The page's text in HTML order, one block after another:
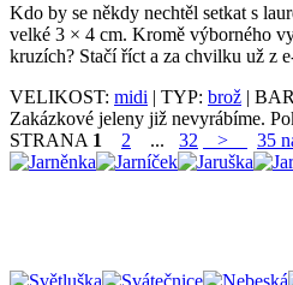
Kdo by se někdy nechtěl setkat s
velké 3 × 4 cm. Kromě výborného
kruzích? Stačí říct a za chvilku už z
VELIKOST: midi | TYP: brož |
Zakázkové jeleny již nevyrábíme.
STRANA 1 2 ... 32 > 35